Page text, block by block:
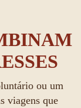
ou um
viagens que